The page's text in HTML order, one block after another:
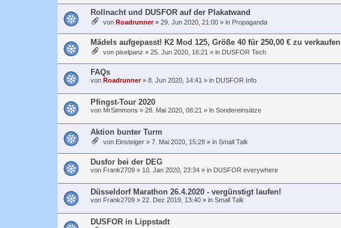
Rollnacht und DUSFOR auf der Plakatwand
von Roadrunner» 29. Jun 2020, 21:00 » in Propaganda
Mädels aufgepasst! K2 Mod 125, Größe 40 für 250,00 € zu verkaufen
von pixelpanz » 25. Jun 2020, 16:21 » in DUSFOR Tech
FAQs
von Roadrunner» 8. Jun 2020, 14:41 » in DUSFOR Info
Pfingst-Tour 2020
von MrSimmons » 28. Mai 2020, 08:21 » in Sondereinsätze
Aktion bunter Turm
von Einsteiger » 7. Mai 2020, 15:28 » in Small Talk
Dusfor bei der DEG
von Frank2709 » 10. Jan 2020, 23:34 » in DUSFOR everywhere
Düsseldorf Marathon 26.4.2020 - vergünstigt laufen!
von Frank2709 » 22. Dez 2019, 13:40 » in Small Talk
DUSFOR in Lippstadt